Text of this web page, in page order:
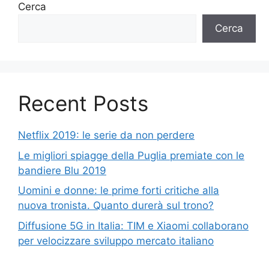
Cerca
Cerca
Recent Posts
Netflix 2019: le serie da non perdere
Le migliori spiagge della Puglia premiate con le
bandiere Blu 2019
Uomini e donne: le prime forti critiche alla
nuova tronista. Quanto durerà sul trono?
Diffusione 5G in Italia: TIM e Xiaomi collaborano
per velocizzare sviluppo mercato italiano